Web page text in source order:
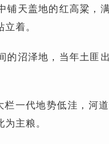
铺天盖地的红高粱，
着。
的沼泽地，当年土匪
一代地势低洼，河
主粮。